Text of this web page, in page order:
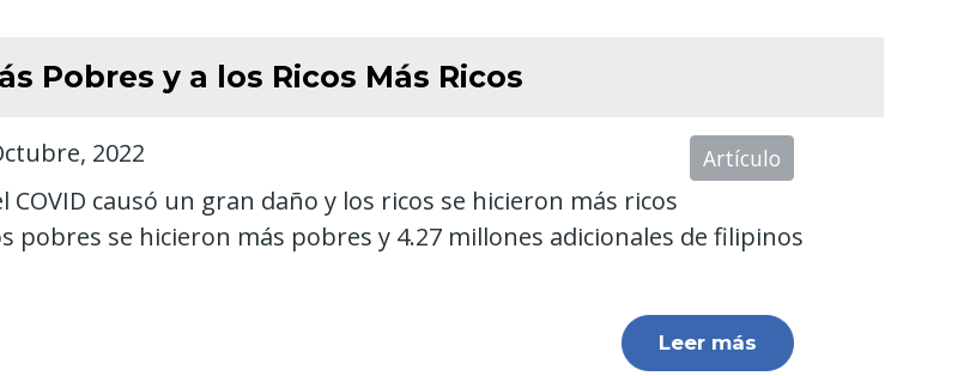
Pobres y a los Ricos Más Ricos
Artículo
2022
COVID causó un gran daño y los ricos se hicieron más ricos
pobres se hicieron más pobres y 4.27 millones adicionales de filipinos
Leer más